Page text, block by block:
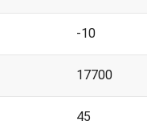
-10
17700
45